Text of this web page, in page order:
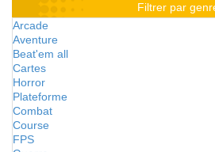
Filtrer par
Arcade
Aventure
Beat'em all
Cartes
Horror
Plateforme
Combat
Course
FPS